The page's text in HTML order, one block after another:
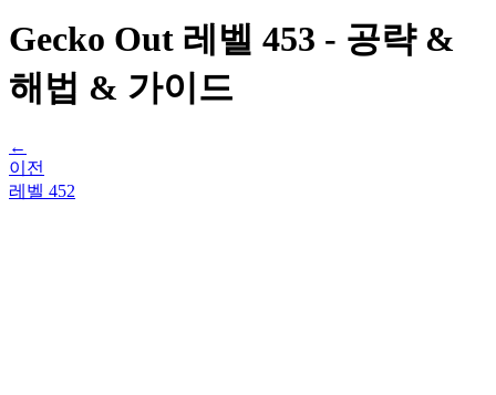
Gecko Out 레벨 453 - 공략 &
해법 & 가이드
←
이전
레벨 452